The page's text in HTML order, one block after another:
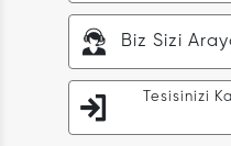
Biz Sizi
Tesisinizi